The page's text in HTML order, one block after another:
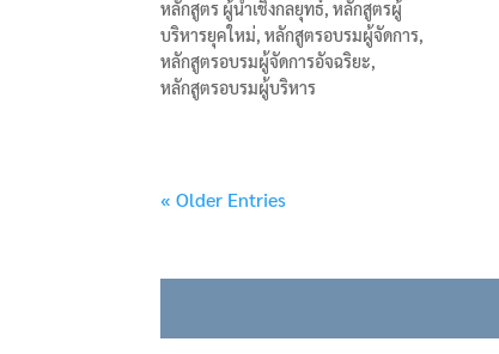
หลักสูตร ผู้นำเชิงกลยุทธ์,หลักสูตรผู้
บริหารยุคใหม่,หลักสูตรอบรมผู้จัดการ,
หลักสูตรอบรมผู้จัดการอัจฉริยะ,
หลักสูตรอบรมผู้บริหาร
« Older Entries